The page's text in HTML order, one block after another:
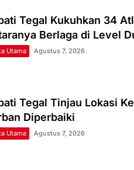
Tegal Kukuhkan 34
Berlaga di Level
Utama Agustus 7, 2026
Tegal Tinjau Lokasi
Diperbaiki
Utama Agustus 7, 2026